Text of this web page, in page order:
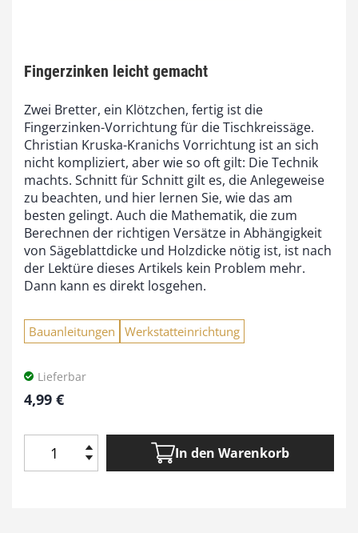
Fingerzinken leicht gemacht
Zwei Bretter, ein Klötzchen, fertig ist die
Fingerzinken-Vorrichtung für die Tischkreissäge.
Christian Kruska-Kranichs Vorrichtung ist an sich
nicht kompliziert, aber wie so oft gilt: Die Technik
machts. Schnitt für Schnitt gilt es, die Anlegeweise
zu beachten, und hier lernen Sie, wie das am
besten gelingt. Auch die Mathematik, die zum
Berechnen der richtigen Versätze in Abhängigkeit
von Sägeblattdicke und Holzdicke nötig ist, ist nach
der Lektüre dieses Artikels kein Problem mehr.
Dann kann es direkt losgehen.
Bauanleitungen Werkstatteinrichtung
Lieferbar
4,99 €
In den Warenkorb